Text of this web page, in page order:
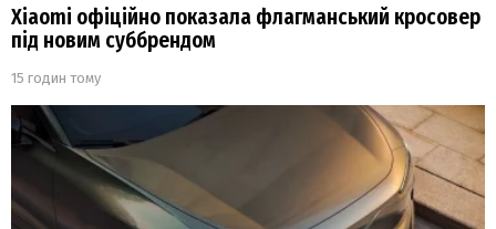
Xiaomi офіційно показала флагманський кросовер
під новим суббрендом
15 годин тому